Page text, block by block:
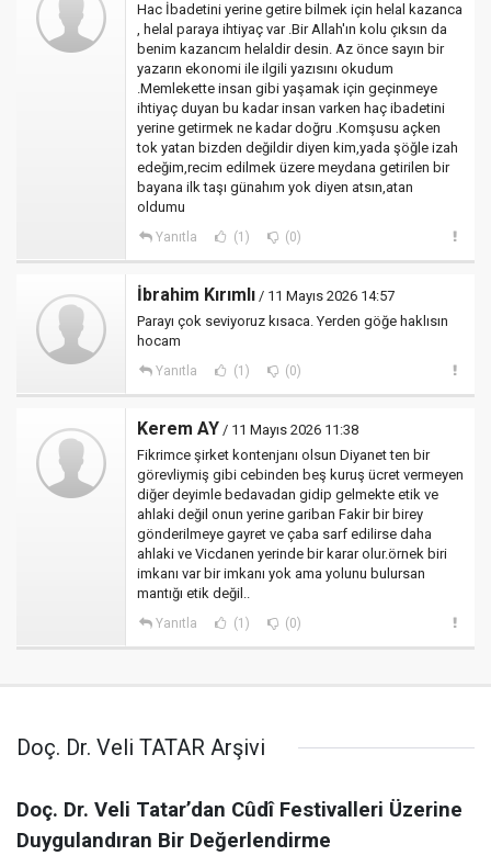
Hac İbadetini yerine getire bilmek için helal kazanca
, helal paraya ihtiyaç var .Bir Allah'ın kolu çıksın da
benim kazancım helaldir desin. Az önce sayın bir
yazarın ekonomi ile ilgili yazısını okudum
.Memlekette insan gibi yaşamak için geçinmeye
ihtiyaç duyan bu kadar insan varken haç ibadetini
yerine getirmek ne kadar doğru .Komşusu açken
tok yatan bizden değildir diyen kim,yada şöğle izah
edeğim,recim edilmek üzere meydana getirilen bir
bayana ilk taşı günahım yok diyen atsın,atan
oldumu
Yanıtla (1) (0)
İbrahim Kırımlı / 11 Mayıs 2026 14:57
Parayı çok seviyoruz kısaca. Yerden göğe haklısın
hocam
Yanıtla (1) (0)
Kerem AY / 11 Mayıs 2026 11:38
Fikrimce şirket kontenjanı olsun Diyanet ten bir
görevliymiş gibi cebinden beş kuruş ücret vermeyen
diğer deyimle bedavadan gidip gelmekte etik ve
ahlaki değil onun yerine gariban Fakir bir birey
gönderilmeye gayret ve çaba sarf edilirse daha
ahlaki ve Vicdanen yerinde bir karar olur.örnek biri
imkanı var bir imkanı yok ama yolunu bulursan
mantığı etik değil..
Yanıtla (1) (0)
Doç. Dr. Veli TATAR Arşivi
Doç. Dr. Veli Tatar’dan Cûdî Festivalleri Üzerine
Duygulandıran Bir Değerlendirme